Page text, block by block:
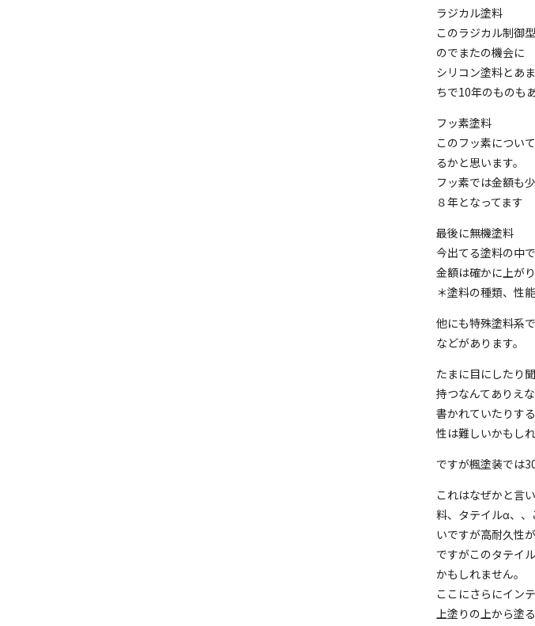
ラジカル塗料
このラジカル制御
のでまたの機会に
シリコン塗料とあ
ちで10年のものも
フッ素塗料
このフッ素につい
るかと思います。
フッ素では金額も
８年となってます
最後に無機塗料
今出てる塗料の中
金額は確かに上が
＊塗料の種類、性
他にも特殊塗料系
などがあります。
たまに目にしたり
持つなんてありえ
書かれていたりす
性は難しいかもし
ですが楓塗装では
これはなぜかと言
料、タテイルα、
いですが高耐久性
ですがこのタテイ
かもしれません。
ここにさらにイン
上塗りの上から塗